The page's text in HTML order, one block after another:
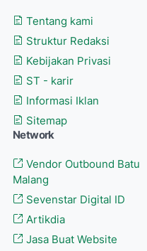
Tentang kami
Struktur Redaksi
Kebijakan Privasi
ST - karir
Informasi Iklan
Sitemap
Network
Vendor Outbound Batu
Malang
Sevenstar Digital ID
Artikdia
Jasa Buat Website